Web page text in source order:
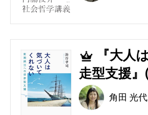
4
『大人
走型支援
角田 光代